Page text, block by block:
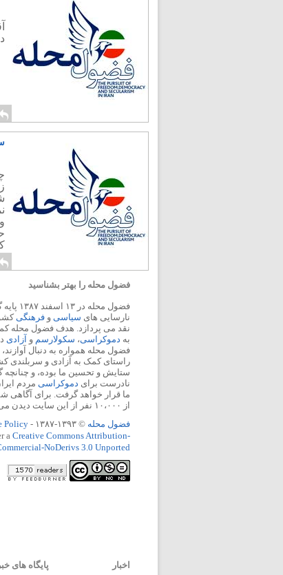
فضول محله را بهتر بشناسید
فضول
نارسایی های سیاسی و فرهنگی
نقد می پردازد. هدف فضول محله
به دموکراسی، سکولارسم و آزادی
فضول محله همواره به دنبال آوازند،
راستای کمک به آزادی و سربلندی
ستایش و تحسین ما بوده، و چنانچه
نادرست برای دموکراسی مردم
ما قرار خواهد گرفت. برای آگاهی
از ۱۰،۰۰۰ نفر از این سایت دیدن می کنند.
فضول محله © ۱۳۹۳-۱۳۸۷ -
Policy
a Creative Commons Attribution-
NoDerivs 3.0 Unported
اخبار پایگاه های